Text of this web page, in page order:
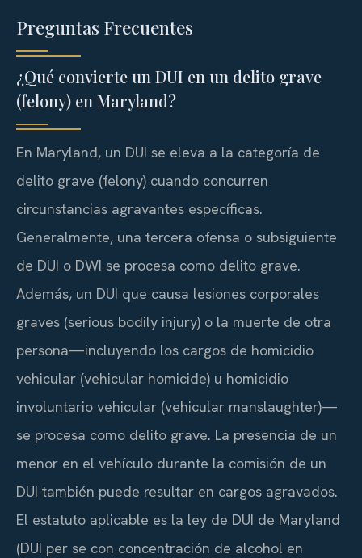
Preguntas Frecuentes
¿Qué convierte un DUI en un delito grave
(felony) en Maryland?
En Maryland, un DUI se eleva a la categoría de
delito grave (felony) cuando concurren
circunstancias agravantes específicas.
Generalmente, una tercera ofensa o subsiguiente
de DUI o DWI se procesa como delito grave.
Además, un DUI que causa lesiones corporales
graves (serious bodily injury) o la muerte de otra
persona—incluyendo los cargos de homicidio
vehicular (vehicular homicide) u homicidio
involuntario vehicular (vehicular manslaughter)—
se procesa como delito grave. La presencia de un
menor en el vehículo durante la comisión de un
DUI también puede resultar en cargos agravados.
El estatuto aplicable es la ley de DUI de Maryland
(DUI per se con concentración de alcohol en